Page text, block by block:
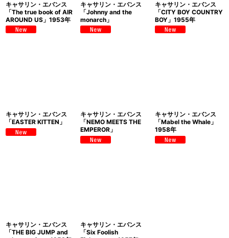
キャサリン・エバンス
「The true book of AIR
AROUND US」1953年
キャサリン・エバンス
「Johnny and the
monarch」
キャサリン・エバンス
「CITY BOY COUNTRY
BOY」1955年
キャサリン・エバンス
「EASTER KITTEN」
キャサリン・エバンス
「NEMO MEETS THE
EMPEROR」
キャサリン・エバンス
「Mabel the Whale」
1958年
キャサリン・エバンス
「THE BIG JUMP and
キャサリン・エバンス
「Six Foolish